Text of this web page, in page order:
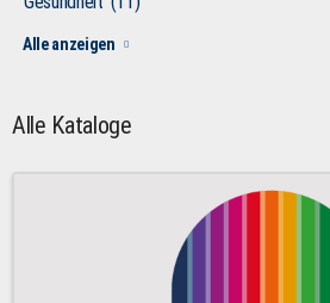
Alle anzeigen
Alle Kataloge